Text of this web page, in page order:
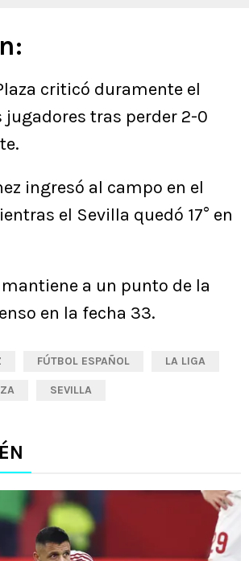
criticó duramente el
jugadores tras perder 2-0
ingresó al campo en el
el Sevilla quedó 17° en
a un punto de la
en la fecha 33.
FÚTBOL ESPAÑOL LA LIGA
SEVILLA